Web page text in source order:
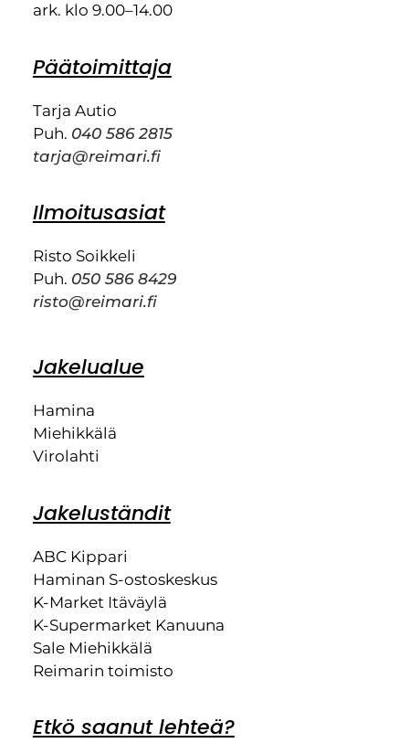
ark. klo 9.00–14.00
Päätoimittaja
Tarja Autio
Puh. 040 586 2815
tarja@reimari.fi
Ilmoitusasiat
Risto Soikkeli
Puh. 050 586 8429
risto@reimari.fi
Jakelualue
Hamina
Miehikkälä
Virolahti
Jakeluständit
ABC Kippari
Haminan S-ostoskeskus
K-Market Itäväylä
K-Supermarket Kanuuna
Sale Miehikkälä
Reimarin toimisto
Etkö saanut lehteä?